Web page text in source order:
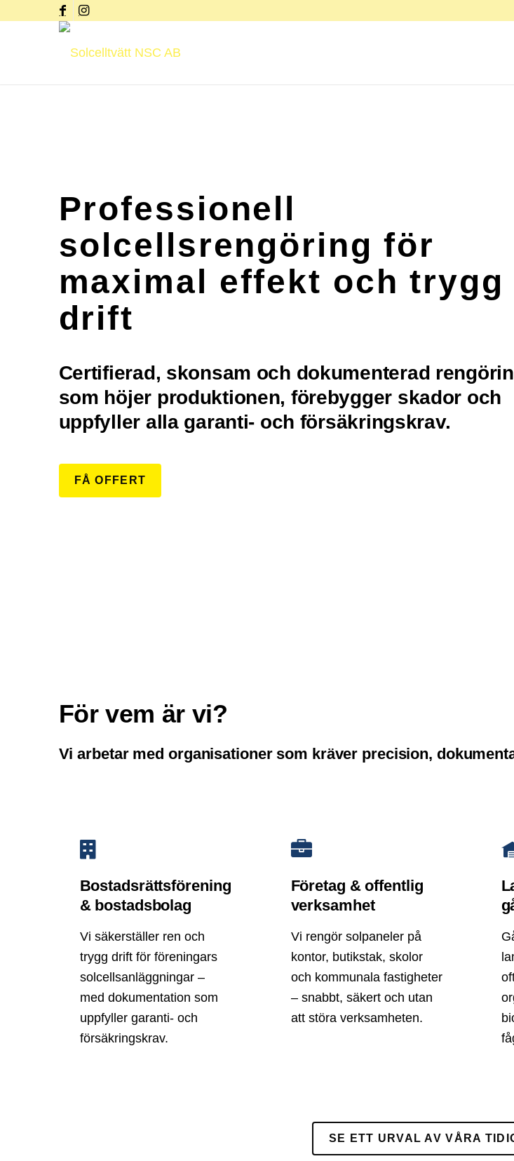
Professionell
solcellsrengöring för
maximal effekt och trygg
drift
Certifierad, skonsam och dokumenterad
som höjer produktionen, förebygger skador och
uppfyller alla garanti- och försäkringskrav.
FÅ OFFERT
För vem är vi?
Vi arbetar med organisationer som kräver precision,
Bostadsrättsförening
& bostadsbolag
Vi säkerställer ren och
trygg drift för föreningars
solcellsanläggningar –
med dokumentation som
uppfyller garanti- och
försäkringskrav.
Företag & offentlig
verksamhet
Vi rengör solpaneler på
kontor, butikstak, skolor
och kommunala fastigheter
– snabbt, säkert och utan
att störa verksamheten.
SE ETT URVAL AV VÅRA